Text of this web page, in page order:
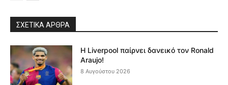
ΣΧΕΤΙΚΆ ΆΡΘΡΑ
Η Liverpool παίρνει δανεικό τον Ronald
Araujo!
8 Αυγούστου 2026